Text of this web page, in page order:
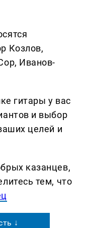
Козлов,
Иванов-
гитары у вас
и выбор
целей и
казанцев,
тем, что
↓